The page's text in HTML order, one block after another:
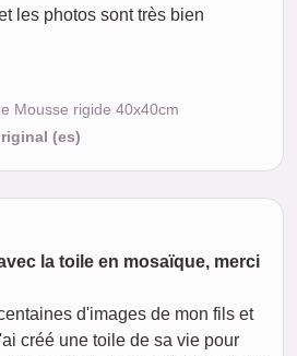
les photos sont très bien
Mousse rigide 40x40cm
(es)
la toile en mosaïque, merci
d'images de mon fils et
créé une toile de sa vie pour